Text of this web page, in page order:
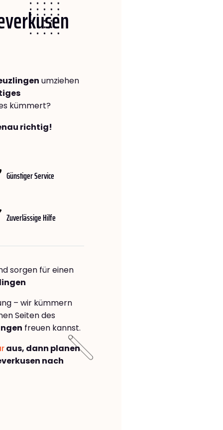
umziehen
kümmert?
richtig!
Günstiger Service
Zuverlässige Hilfe
sorgen für einen
– wir kümmern
Seiten des
freuen kannst.
aus, dann planen
nach